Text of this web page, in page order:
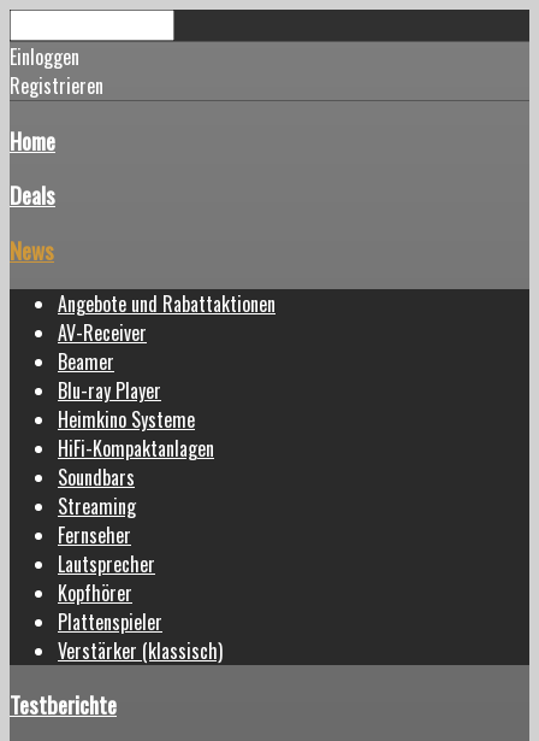
Einloggen
Registrieren
Home
Deals
News
Angebote und Rabattaktionen
AV-Receiver
Beamer
Blu-ray Player
Heimkino Systeme
HiFi-Kompaktanlagen
Soundbars
Streaming
Fernseher
Lautsprecher
Kopfhörer
Plattenspieler
Verstärker (klassisch)
Testberichte